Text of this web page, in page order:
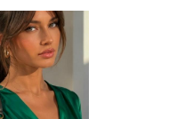
и
в любои